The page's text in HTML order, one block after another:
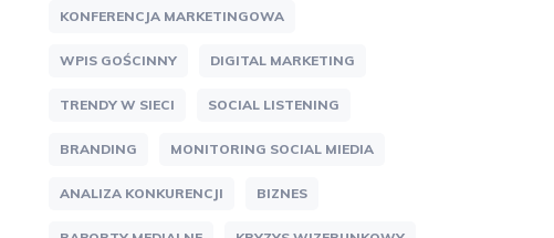
KONFERENCJA MARKETINGOWA
WPIS GOŚCINNY DIGITAL MARKETING
TRENDY W SIECI SOCIAL LISTENING
BRANDING MONITORING SOCIAL MIEDIA
ANALIZA KONKURENCJI BIZNES